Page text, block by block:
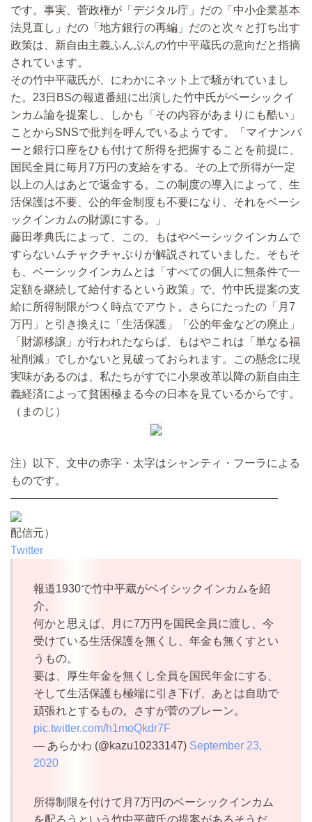
です。事実、菅政権が「デジタル庁」だの「中小企業基本
法見直し」だの「地方銀行の再編」だのと次々と打ち出す
政策は、新自由主義ふんぷんの竹中平蔵氏の意向だと指摘
されています。
その竹中平蔵氏が、にわかにネット上で騒がれていまし
た。23日BSの報道番組に出演した竹中氏がベーシックイ
ンカム論を提案し、しかも「その内容があまりにも酷い」
ことからSNSで批判を呼んでいるようです。「マイナンバ
ーと銀行口座をひも付けて所得を把握することを前提に、
国民全員に毎月7万円の支給をする。その上で所得が一定
以上の人はあとで返金する。この制度の導入によって、生
活保護は不要、公的年金制度も不要になり、それをベーシ
ックインカムの財源にする。」
藤田孝典氏によって、この、もはやベーシックインカムで
すらないムチャクチャぶりが解説されていました。そもそ
も、ベーシックインカムとは「すべての個人に無条件で一
定額を継続して給付するという政策」で、竹中氏提案の支
給に所得制限がつく時点でアウト。さらにたったの「月7
万円」と引き換えに「生活保護」「公的年金などの廃止」
「財源移譲」が行われたならば、もはやこれは「単なる福
祉削減」でしかないと見破っておられます。この懸念に現
実味があるのは、私たちがすでに小泉改革以降の新自由主
義経済によって貧困極まる今の日本を見ているからです。
（まのじ）
注）以下、文中の赤字・太字はシャンティ・フーラによる
ものです。
————————————————————————
配信元）
Twitter
報道1930で竹中平蔵がベイシックインカムを紹
介。
何かと思えば、月に7万円を国民全員に渡し、今
受けている生活保護を無くし、年金も無くすとい
うもの。
要は、厚生年金を無くし全員を国民年金にする、
そして生活保護も極端に引き下げ、あとは自助で
頑張れとするもの。さすが菅のブレーン。
pic.twitter.com/h1moQkdr7F
— あらかわ (@kazu10233147) September 23,
2020
所得制限を付けて月7万円のベーシックインカム
を配ろうという竹中平蔵氏の提案があるそうだ